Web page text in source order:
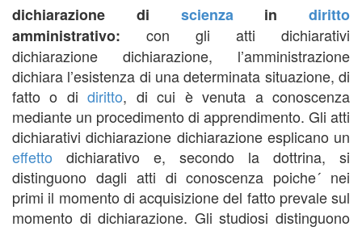
dichiarazione di scienzain diritto
amministrativo: con gli atti dichiarativi
dichiarazione dichiarazione, l’amministrazione
dichiara l’esistenza di una determinata situazione, di
fatto o didiritto, di cui è venuta a conoscenza
mediante un procedimento di apprendimento. Gli atti
dichiarativi dichiarazione dichiarazione esplicano un
effetto dichiarativo e, secondo la dottrina, si
distinguono dagli atti di conoscenza poiche´ nei
primi il momento di acquisizione del fatto prevale sul
momento di dichiarazione. Gli studiosi distinguono